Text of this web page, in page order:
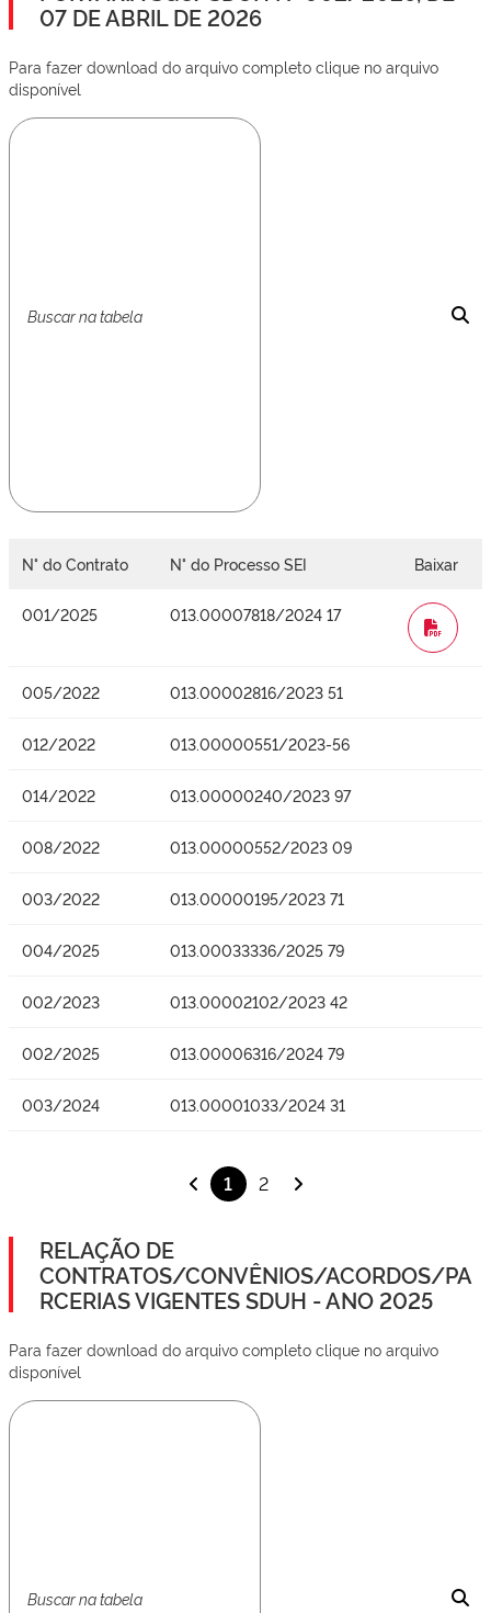
07 DE ABRIL DE 2026
Para fazer download do arquivo completo clique no arquivo
disponível
N° do Contrato N° do Processo SEI Baixar
001/2025 013.00007818/2024 17
WORD
005/2022 013.00002816/2023 51
012/2022 013.00000551/2023-56
014/2022 013.00000240/2023 97
008/2022 013.00000552/2023 09
003/2022 013.00000195/2023 71
004/2025 013.00033336/2025 79
002/2023 013.00002102/2023 42
002/2025 013.00006316/2024 79
003/2024 013.00001033/2024 31
1 2
RELAÇÃO DE
CONTRATOS/CONVÊNIOS/ACORDOS/PA
RCERIAS VIGENTES SDUH - ANO 2025
Para fazer download do arquivo completo clique no arquivo
disponível